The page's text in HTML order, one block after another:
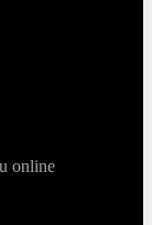
online